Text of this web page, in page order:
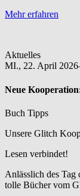
Mehr erfahren
Aktuelles
MI., 22. April
Neue
Buch Tipps
Unsere Glitch
Lesen verbindet!
Anlässlich des Tag
tolle Bücher vom